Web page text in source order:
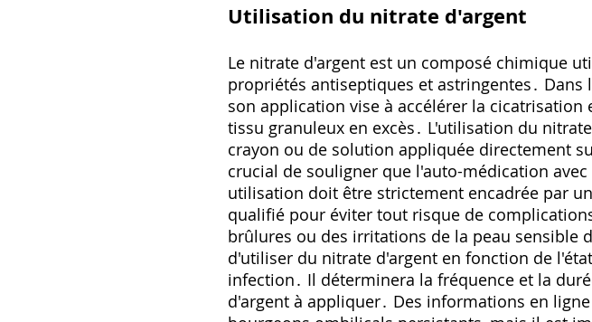
Utilisation du nitrate d'argent
Le nitrate d'argent est un composé chimique
propriétés antiseptiques et astringentes․
son application vise à accélérer la
tissu granuleux en excès․ L'utilisation du
crayon ou de solution appliquée directement
crucial de souligner que l'auto-médication
utilisation doit être strictement encadrée par
qualifié pour éviter tout risque de
brûlures ou des irritations de la peau sensible
d'utiliser du nitrate d'argent en fonction de
infection․ Il déterminera la fréquence et la
d'argent à appliquer․ Des informations en